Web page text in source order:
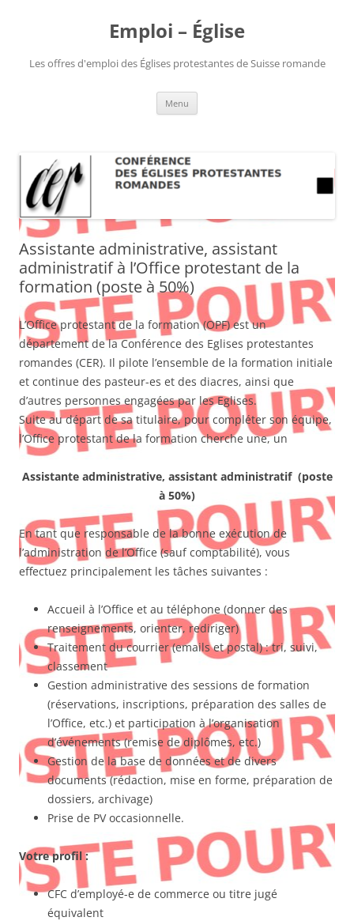
Emploi – Église
Les offres d'emploi des Églises protestantes de Suisse romande
Menu
Assistante administrative, assistant
administratif à l’Office protestant de la
formation (poste à 50%)
L’Office protestant de la formation (OPF) est un
département de la Conférence des Eglises protestantes
romandes (CER). Il pilote l’ensemble de la formation initiale
et continue des pasteur-es et des diacres, ainsi que
d’autres personnes engagées par les Eglises.
Suite au départ de sa titulaire, pour compléter son équipe,
l’Office protestant de la formation cherche une, un
Assistante administrative, assistant administratif (poste
à 50%)
En tant que responsable de la bonne exécution de
l’administration de l’Office (sauf comptabilité), vous
effectuez principalement les tâches suivantes :
Accueil à l’Office et au téléphone (donner des
renseignements, orienter, rediriger)
Traitement du courrier (emails et postal) : tri, suivi,
classement
Gestion administrative des sessions de formation
(réservations, inscriptions, préparation des salles de
l’Office, etc.) et participation à l’organisation
d’événements (remise de diplômes, etc.)
Gestion de la base de données et de divers
documents (rédaction, mise en forme, préparation de
dossiers, archivage)
Prise de PV occasionnelle.
Votre profil :
CFC d’employé-e de commerce ou titre jugé
équivalent